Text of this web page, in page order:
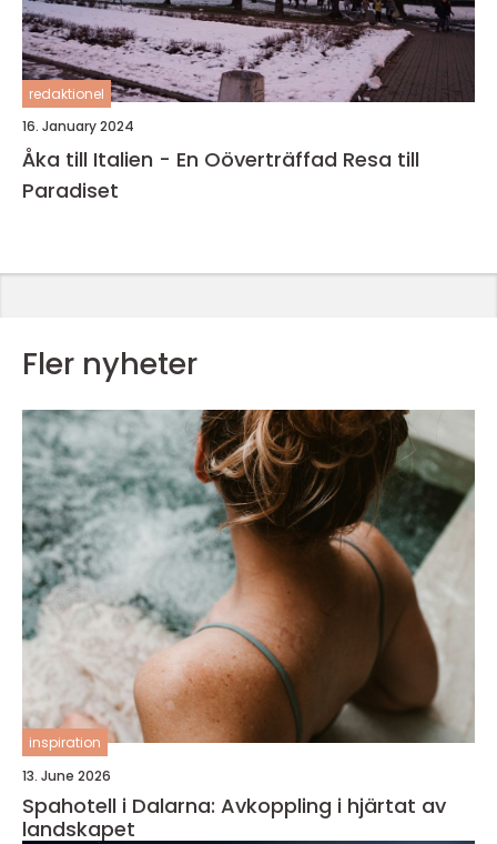
redaktionel
16. January 2024
Åka till Italien - En Oöverträffad Resa till
Paradiset
Fler nyheter
inspiration
13. June 2026
Spahotell i Dalarna: Avkoppling i hjärtat av
landskapet